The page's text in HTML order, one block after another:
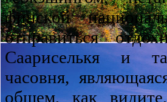
финской
отправиться
Саариселькя и
часовня,
общем, как